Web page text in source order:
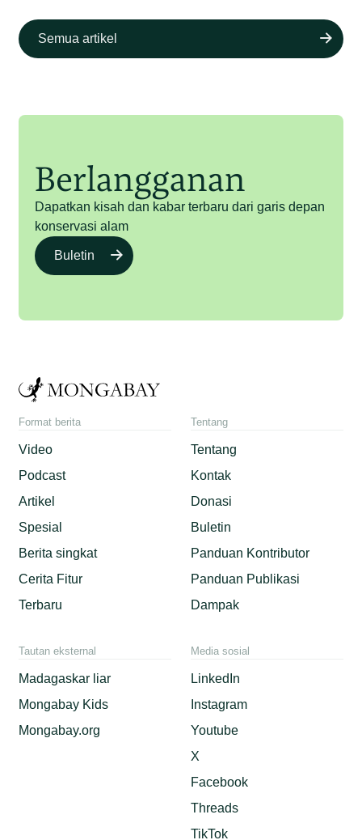
Semua artikel
Berlangganan
Dapatkan kisah dan kabar terbaru dari garis depan
konservasi alam
Buletin
Format berita
Video
Podcast
Artikel
Spesial
Berita singkat
Cerita Fitur
Terbaru
Tentang
Tentang
Kontak
Donasi
Buletin
Panduan Kontributor
Panduan Publikasi
Dampak
Tautan eksternal
Madagaskar liar
Mongabay Kids
Mongabay.org
Media sosial
LinkedIn
Instagram
Youtube
X
Facebook
Threads
TikTok